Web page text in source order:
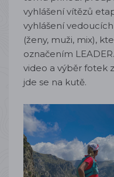
vyhlášení vítězů
vyhlášení
(ženy, muži, mix),
označením
video a výběr fotek
jde se na kutě.